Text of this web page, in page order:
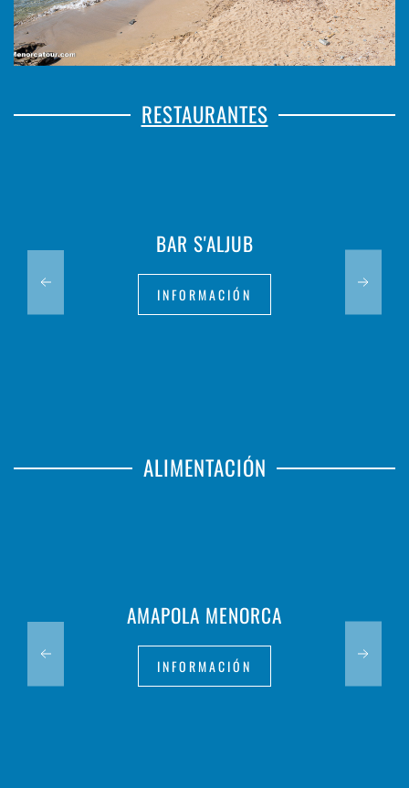
RESTAURANTES
BAR S'ALJUB
INFORMACIÓN
ALIMENTACIÓN
AMAPOLA MENORCA
INFORMACIÓN